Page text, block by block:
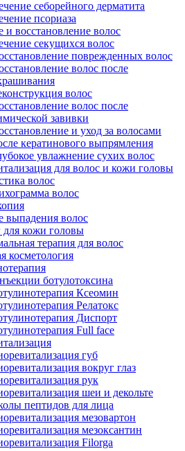
себорейного дерматита
псориаза
и восстановление волос
секущихся волос
поврежденных волос
волос после
волос
волос после
завивки
и уход за волосами
кератинового выпрямления
увлажнение сухих волос
для волос и кожи головы
волос
волос
выпадения волос
кожи головы
терапия для волос
косметология
ботулотоксина
Ксеомин
Релатокс
Диспорт
Full face
губ
вокруг глаз
рук
шеи и декольте
пептидов для лица
мезовартон
мезоксантин
Filorga